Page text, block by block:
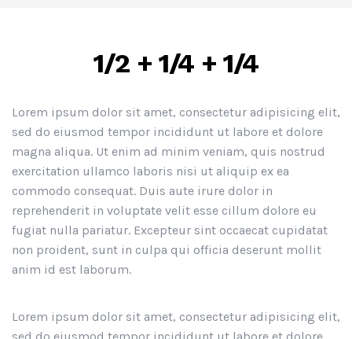
1/2 + 1/4 + 1/4
Lorem ipsum dolor sit amet, consectetur adipisicing elit,
sed do eiusmod tempor incididunt ut labore et dolore
magna aliqua. Ut enim ad minim veniam, quis nostrud
exercitation ullamco laboris nisi ut aliquip ex ea
commodo consequat. Duis aute irure dolor in
reprehenderit in voluptate velit esse cillum dolore eu
fugiat nulla pariatur. Excepteur sint occaecat cupidatat
non proident, sunt in culpa qui officia deserunt mollit
anim id est laborum.
Lorem ipsum dolor sit amet, consectetur adipisicing elit,